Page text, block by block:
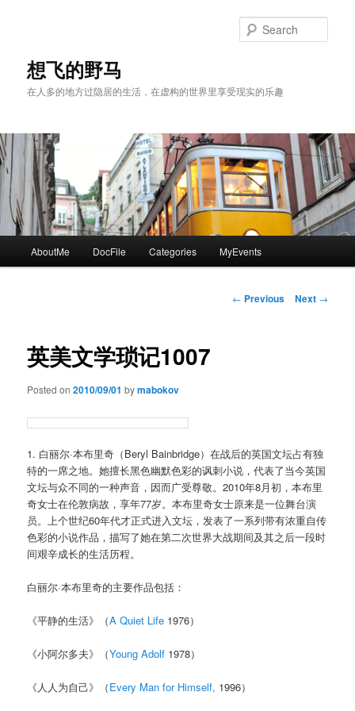
content想飞的野马
在人多的地方过隐居的生活，在虚构的世界里享受现实的乐趣
AboutMe DocFile Categories MyEvents
Post
← Previous Next →
英美文学琐记1007
Posted on2010/09/01 bymabokov
1. 白丽尔·本布里奇（Beryl Bainbridge）在战后的英国文坛占有独
特的一席之地。她擅长黑色幽默色彩的讽刺小说，代表了当今英国
文坛与众不同的一种声音，因而广受尊敬。2010年8月初，本布里
奇女士在伦敦病故，享年77岁。本布里奇女士原来是一位舞台演
员。上个世纪60年代才正式进入文坛，发表了一系列带有浓重自传
色彩的小说作品，描写了她在第二次世界大战期间及其之后一段时
间艰辛成长的生活历程。
白丽尔·本布里奇的主要作品包括：
《平静的生活》（A Quiet Life 1976）
《小阿尔多夫》（Young Adolf 1978）
《人人为自己》（Every Man for Himself, 1996）